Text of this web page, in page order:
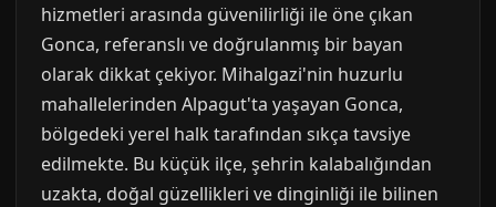
hizmetleri arasında güvenilirliği ile öne çıkan
Gonca, referanslı ve doğrulanmış bir bayan
olarak dikkat çekiyor. Mihalgazi'nin huzurlu
mahallelerinden Alpagut'ta yaşayan Gonca,
bölgedeki yerel halk tarafından sıkça tavsiye
edilmekte. Bu küçük ilçe, şehrin kalabalığından
uzakta, doğal güzellikleri ve dinginliği ile bilinen